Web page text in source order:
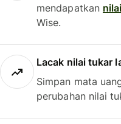
mendapatkan
Wise.
Lacak nilai tukar
Simpan mata
perubahan nilai